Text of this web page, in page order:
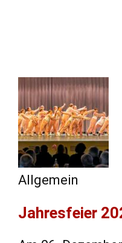
Allgemein
Jahresfeier